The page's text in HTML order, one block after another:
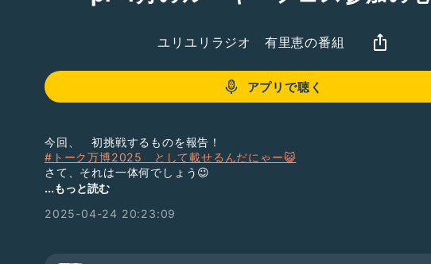
ユリユリラジオ 有里恵の番組
アプリで聴く
今回、 初挑戦するものを報告！
#トーク万博2025 として載せるんだにゃー😺
さて、それは一体何でしょう😉
⭐️4月29日 火曜日 24時間
みんな集まれ。
...もっと読む
2025-04-24 20:23:09